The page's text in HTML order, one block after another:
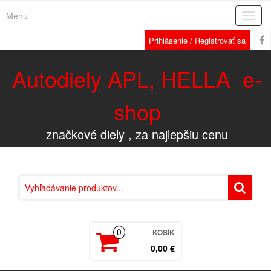
Menu
Prihlásenie / Registrovať sa
Autodiely APL, HELLA e-
shop
značkové diely , za najlepšiu cenu
0 KOŠÍK
0,00 €